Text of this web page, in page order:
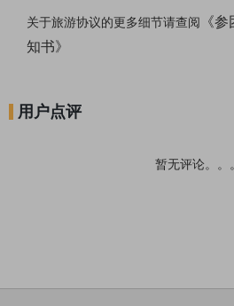
关于旅游协议的更多细节请查阅 《
知书》
用户点评
暂无评论。。。